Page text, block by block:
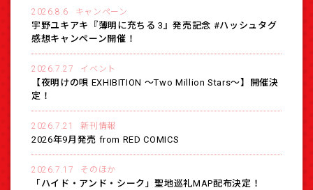
2026.8.6 キャンペーン
宇野ユキアキ『薄明に充ちる 3』発売記念 #ハッシュタグ
感想キャンペーン開催！
2026.7.27 イベント
【夜明けの唄 EXHIBITION 〜Two Million Stars〜】開催決
定！
2026.7.21 新刊情報
2026年9月発売 from RED COMICS
2026.7.17 そのほか
「ハイド・アンド・シーク」聖地巡礼MAP配布決定！